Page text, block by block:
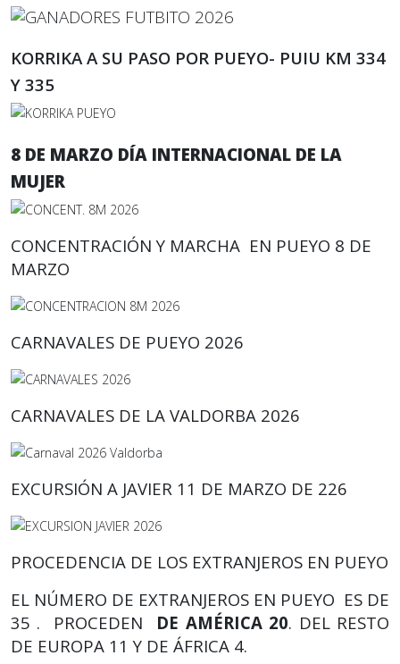
KORRIKA A SU PASO POR PUEYO- PUIU KM 334
Y 335
8 DE MARZO DÍA INTERNACIONAL DE LA
MUJER
CONCENTRACIÓN Y MARCHA EN PUEYO 8 DE
MARZO
CARNAVALES DE PUEYO 2026
CARNAVALES DE LA VALDORBA 2026
EXCURSIÓN A JAVIER 11 DE MARZO DE 226
PROCEDENCIA DE LOS EXTRANJEROS EN PUEYO
EL NÚMERO DE EXTRANJEROS EN PUEYO ES DE
35 . PROCEDEN DE AMÉRICA 20. DEL RESTO
DE EUROPA 11 Y DE ÁFRICA 4.